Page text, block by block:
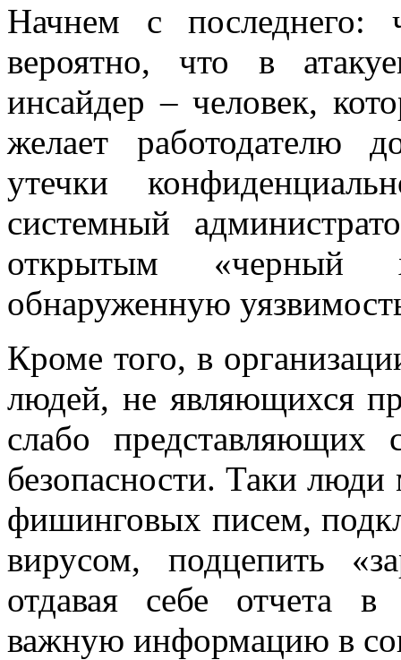
Начнем с последнего:
вероятно, что в
инсайдер – человек,
желает работодателю
утечки
системный
открытым «черный
обнаруженную
Кроме того, в
людей, не являющихся
слабо представляющих
безопасности. Таки люди
фишинговых писем,
вирусом, подцепить
отдавая себе отчета в
важную информацию в